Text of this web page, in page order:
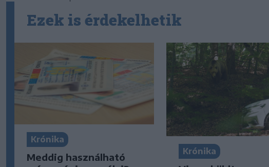
Ezek is érdekelhetik
Krónika
Meddig használható
Krónika